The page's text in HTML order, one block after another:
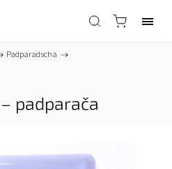
Padparadscha /
padparača